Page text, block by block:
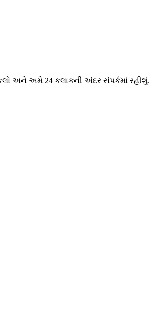
અને અમે 24 કલાકની અંદર સંપર્કમાં રહીશું.